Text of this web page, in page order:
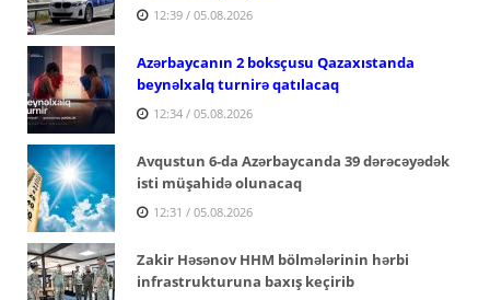
12:39 / 05.08.2026
Azərbaycanın 2 boksçusu Qazaxıstanda
beynəlxalq turnirə qatılacaq
12:34 / 05.08.2026
Avqustun 6-da Azərbaycanda 39 dərəcəyədək
isti müşahidə olunacaq
12:31 / 05.08.2026
Zakir Həsənov HHM bölmələrinin hərbi
infrastrukturuna baxış keçirib